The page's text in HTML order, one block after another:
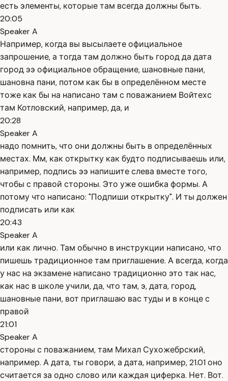
есть элементы, которые там всегда должны быть.
20:05
Speaker A
Например, когда вы высылаете официальное
запрошение, а тогда там должно быть город да дата
город ээ официальное обращение, шановные пани,
шановна пани, потом как бы в определённом месте
тоже как бы на написано там с поважанием Войтехс
там Котловский, например, да, и
20:28
Speaker A
надо помнить, что они должны быть в определённых
местах. Мм, как открытку как будто подписываешь или,
например, подпись ээ напишите слева вместе того,
чтобы с правой стороны. Это уже ошибка формы. А
потому что написано: "Подпиши открытку". И ты должен
подписать или как
20:43
Speaker A
или как лично. Там обычно в инструкции написано, что
пишешь традиционное там приглашение. А всегда, когда
у нас на экзамене написано традиционно это так нас,
как нас в школе учили, да, что там, э, дата, город,
шановные пани, вот приглашаю вас туды и в конце с
правой
21:01
Speaker A
стороны с поважанием, там Михал Сухожебрский,
например. А дата, ты говори, а дата, например, 21.01 оно
считается за одно слово или каждая циферка. Нет. Вот.